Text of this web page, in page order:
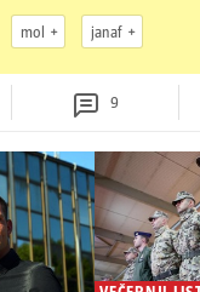
mol janaf
9